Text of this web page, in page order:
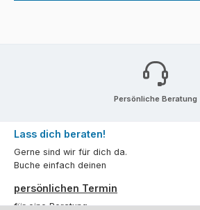
Persönliche Beratung
Lass dich beraten!
Gerne sind wir für dich da.
Buche einfach deinen
persönlichen Termin
für eine Beratung.